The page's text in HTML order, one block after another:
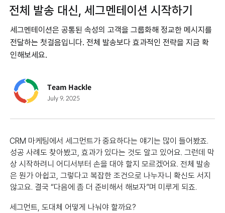
전체 발송 대신, 세그멘테이션 시작하기
세그멘테이션은 공통된 속성의 고객을 그룹화해 정교한 메시지를
전달하는 첫걸음입니다. 전체 발송보다 효과적인 전략을 지금 확
인해보세요.
Team Hackle
July 9, 2025
CRM 마케팅에서 세그먼트가 중요하다는 얘기는 많이 들어봤죠.
성공 사례도 찾아봤고, 효과가 있다는 것도 알고 있어요. 그런데 막
상 시작하려니 어디서부터 손을 대야 할지 모르겠어요. 전체 발송
은 뭔가 아쉽고, 그렇다고 복잡한 조건으로 나누자니 확신도 서지
않고요. 결국 “다음에 좀 더 준비해서 해보자”며 미루게 되죠.
세그먼트, 도대체 어떻게 나눠야 할까요?